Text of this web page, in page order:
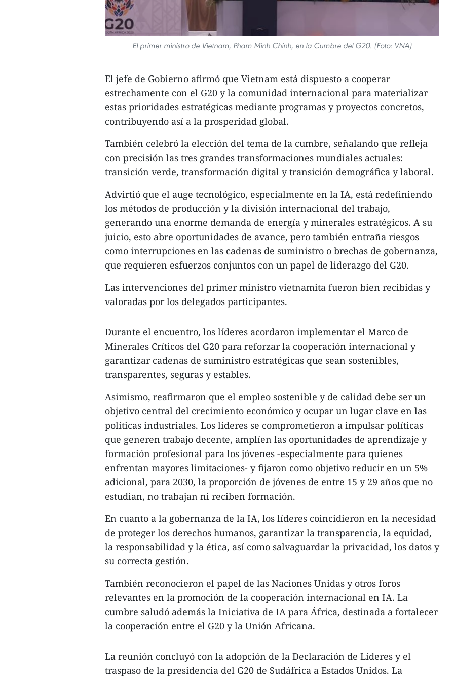
El primer ministro de Vietnam, Pham Minh Chinh, en la Cumbre del G20. (Foto: VNA)
El jefe de Gobierno afirmó que Vietnam está dispuesto a cooperar
estrechamente con el G20 y la comunidad internacional para materializar
estas prioridades estratégicas mediante programas y proyectos concretos,
contribuyendo así a la prosperidad global.
También celebró la elección del tema de la cumbre, señalando que refleja
con precisión las tres grandes transformaciones mundiales actuales:
transición verde, transformación digital y transición demográfica y laboral.
Advirtió que el auge tecnológico, especialmente en la IA, está redefiniendo
los métodos de producción y la división internacional del trabajo,
generando una enorme demanda de energía y minerales estratégicos. A su
juicio, esto abre oportunidades de avance, pero también entraña riesgos
como interrupciones en las cadenas de suministro o brechas de gobernanza,
que requieren esfuerzos conjuntos con un papel de liderazgo del G20.
Las intervenciones del primer ministro vietnamita fueron bien recibidas y
valoradas por los delegados participantes.
Durante el encuentro, los líderes acordaron implementar el Marco de
Minerales Críticos del G20 para reforzar la cooperación internacional y
garantizar cadenas de suministro estratégicas que sean sostenibles,
transparentes, seguras y estables.
Asimismo, reafirmaron que el empleo sostenible y de calidad debe ser un
objetivo central del crecimiento económico y ocupar un lugar clave en las
políticas industriales. Los líderes se comprometieron a impulsar políticas
que generen trabajo decente, amplíen las oportunidades de aprendizaje y
formación profesional para los jóvenes -especialmente para quienes
enfrentan mayores limitaciones- y fijaron como objetivo reducir en un 5%
adicional, para 2030, la proporción de jóvenes de entre 15 y 29 años que no
estudian, no trabajan ni reciben formación.
En cuanto a la gobernanza de la IA, los líderes coincidieron en la necesidad
de proteger los derechos humanos, garantizar la transparencia, la equidad,
la responsabilidad y la ética, así como salvaguardar la privacidad, los datos y
su correcta gestión.
También reconocieron el papel de las Naciones Unidas y otros foros
relevantes en la promoción de la cooperación internacional en IA. La
cumbre saludó además la Iniciativa de IA para África, destinada a fortalecer
la cooperación entre el G20 y la Unión Africana.
La reunión concluyó con la adopción de la Declaración de Líderes y el
traspaso de la presidencia del G20 de Sudáfrica a Estados Unidos. La